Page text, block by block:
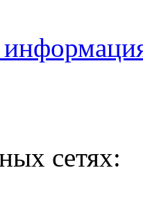
сетях: